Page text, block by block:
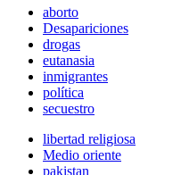
aborto
Desapariciones
drogas
eutanasia
inmigrantes
política
secuestro
libertad religiosa
Medio oriente
pakistan